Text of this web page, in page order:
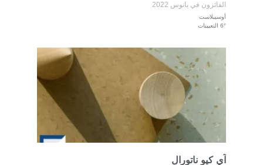
الفائزون في يانوس 2022
أوسيبلاست
6° التعيينات
آي كيو ناتورال